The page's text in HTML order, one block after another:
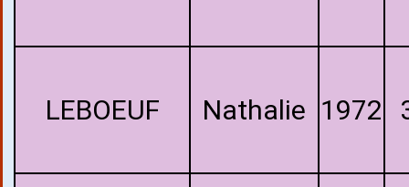
LEBOEUF Nathalie 1972